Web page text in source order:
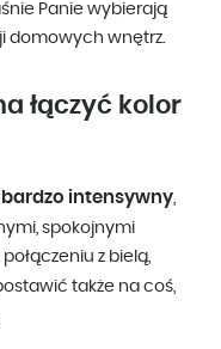
Panie wybierają
domowych wnętrz.
łączyć kolor
bardzo intensywny,
spokojnymi
z bielą,
także na coś,